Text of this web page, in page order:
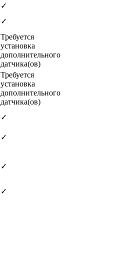
✓
✓
Требуется
установка
дополнительного
датчика(ов)
Требуется
установка
дополнительного
датчика(ов)
✓
✓
✓
✓